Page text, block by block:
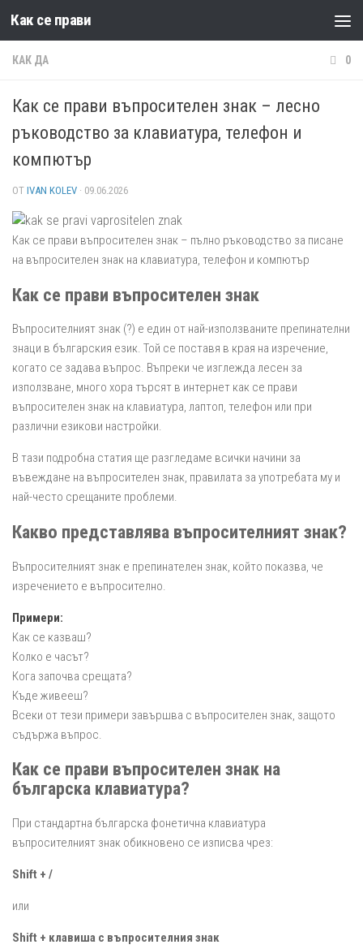
Към съдържанието
Как се прави
КАК ДА 0
Как се прави въпросителен знак – лесно
ръководство за клавиатура, телефон и
компютър
ОТ IVAN KOLEV · 09.06.2026
Как се прави въпросителен знак – пълно ръководство за писане
на въпросителен знак на клавиатура, телефон и компютър
Как се прави въпросителен знак
Въпросителният знак (?) е един от най-използваните препинателни
знаци в българския език. Той се поставя в края на изречение,
когато се задава въпрос. Въпреки че изглежда лесен за
използване, много хора търсят в интернет как се прави
въпросителен знак на клавиатура, лаптоп, телефон или при
различни езикови настройки.
В тази подробна статия ще разгледаме всички начини за
въвеждане на въпросителен знак, правилата за употребата му и
най-често срещаните проблеми.
Какво представлява въпросителният знак?
Въпросителният знак е препинателен знак, който показва, че
изречението е въпросително.
Примери:
Как се казваш?
Колко е часът?
Кога започва срещата?
Къде живееш?
Всеки от тези примери завършва с въпросителен знак, защото
съдържа въпрос.
Как се прави въпросителен знак на
българска клавиатура?
При стандартна българска фонетична клавиатура
въпросителният знак обикновено се изписва чрез:
Shift + /
или
Shift + клавиша с въпросителния знак